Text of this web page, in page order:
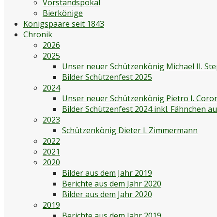
Vorstandspokal
Bierkönige
Königspaare seit 1843
Chronik
2026
2025
Unser neuer Schützenkönig Michael II.
Bilder Schützenfest 2025
2024
Unser neuer Schützenkönig Pietro I.
Bilder Schützenfest 2024 inkl. Fähnchen
2023
Schützenkönig Dieter I. Zimmermann
2022
2021
2020
Bilder aus dem Jahr 2019
Berichte aus dem Jahr 2020
Bilder aus dem Jahr 2020
2019